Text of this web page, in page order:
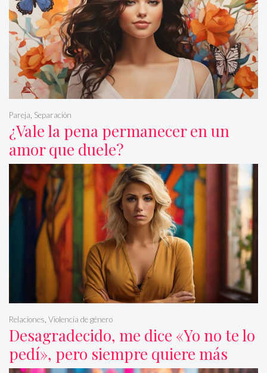
¿Vale la pena permanecer en un
amor que duele?
Pareja, Separación
Desagradecido, me dice «Yo no te lo
pedí», pero siempre quiere más
Relaciones, Violencia de género